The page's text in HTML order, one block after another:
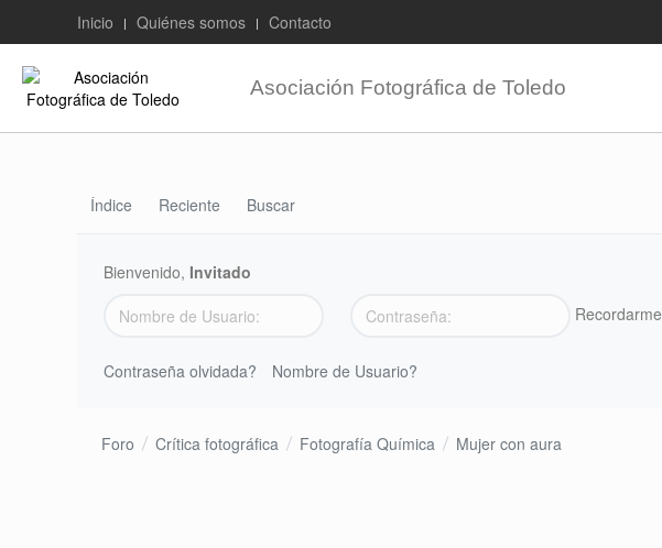
Inicio Quiénes somos Contacto
Asociación Fotográfica de Toledo
Índice Reciente Buscar
Bienvenido, Invitado
Recordarme
Contraseña olvidada? Nombre de Usuario?
Foro Crítica fotográfica Fotografía Química Mujer con aura